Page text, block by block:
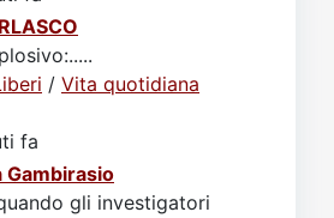
/ Vita quotidiana
fa
Gambirasio
gli investigatori